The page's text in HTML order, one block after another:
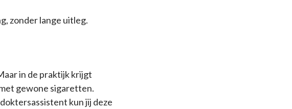
zonder lange uitleg.
in de praktijk krijgt
gewone sigaretten.
kun jij deze